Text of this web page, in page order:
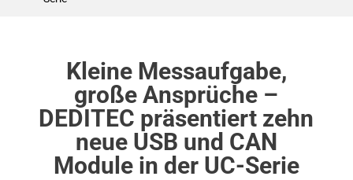
Kleine Messaufgabe,
große Ansprüche –
DEDITEC präsentiert zehn
neue USB und CAN
Module in der UC-Serie